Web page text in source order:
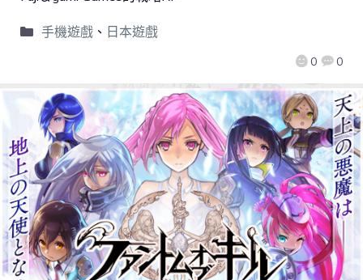
0 0
手機遊戲、 日本遊戲